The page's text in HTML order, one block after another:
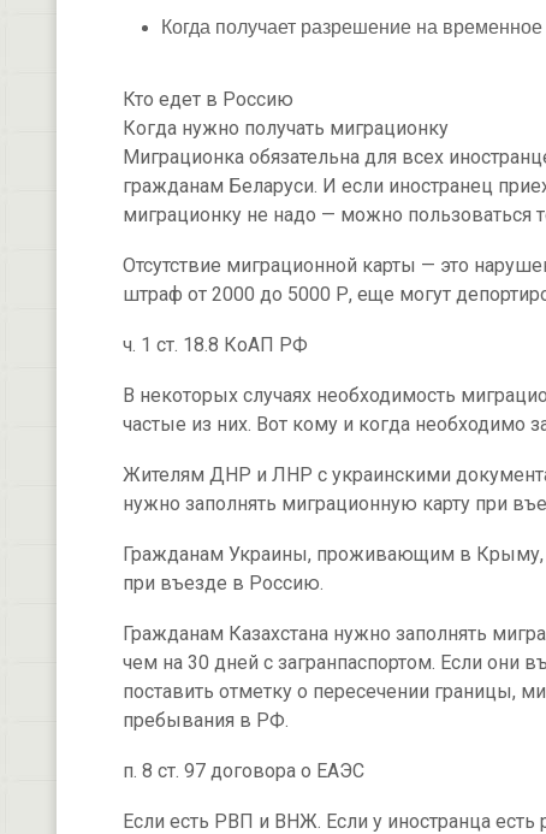
Когда получает разрешение на
Кто едет в Россию
Когда нужно получать миграционку
Миграционка обязательна для всех
гражданам Беларуси. И если иностранец
миграционку не надо — можно пользоваться
Отсутствие миграционной карты — это
штраф от 2000 до 5000 Р, еще могут
ч. 1 ст. 18.8 КоАП РФ
В некоторых случаях необходимость
частые из них. Вот кому и когда необходимо
Жителям ДНР и ЛНР с украинскими
нужно заполнять миграционную карту при
Гражданам Украины, проживающим в Крыму,
при въезде в Россию.
Гражданам Казахстана нужно заполнять
чем на 30 дней с загранпаспортом. Если они
поставить отметку о пересечении границы,
пребывания в РФ.
п. 8 ст. 97 договора о ЕАЭС
Если есть РВП и ВНЖ. Если у иностранца